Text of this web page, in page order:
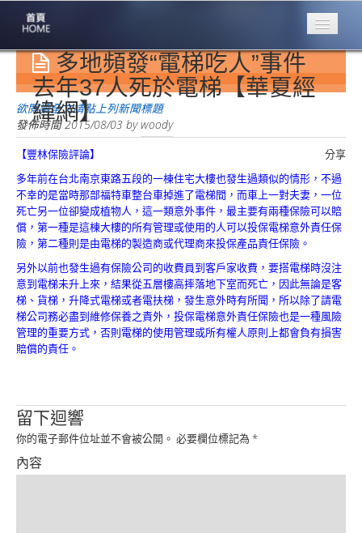
專業豐林
Professional
保險大家談
1386集
台灣商業保險
第一品牌
關於豐林
About
服務項目
Service
火災保額
估算系統
商品簡介
多地頻發“電梯吃人”事件
去年37人死於電梯【華夏經
緯網】
欲閱讀全文請點上列新聞標題
發佈時間2015/08/03 bywoody
分享
【豐林保險評論】
多年前在台北南京東路五段的一棟住宅大樓也發生過類似的情形，不過
不幸的是當時那部福特車整台車掉進了電梯間，而車上一對夫妻，一位
死亡另一位卻變成植物人，這一類意外事件，最主要有兩種保險可以賠
償，第一種是這棟大樓的所有管理或使用的人可以投保電梯意外責任保
險，第二種則是由電梯的製造商或代理商來投保產品責任保險。
另外以前也發生過有保險公司的收費員到客戶家收費，要搭電梯時沒注
意到電梯未升上來，結果從五層樓高摔落地下室而死亡，因此無論是客
梯、貨梯，升降式電梯或者電扶梯，發生意外時有所聞，所以除了請電
梯公司務必盡到維修保養之責外，投保電梯意外責任保險也是一種風險
管理的重要方式，否則電梯的使用管理或所有權人原則上都會負有損害
賠償的責任。
留下迴響
你的電子郵件位址並不會被公開。 必要欄位標記為 *
內容